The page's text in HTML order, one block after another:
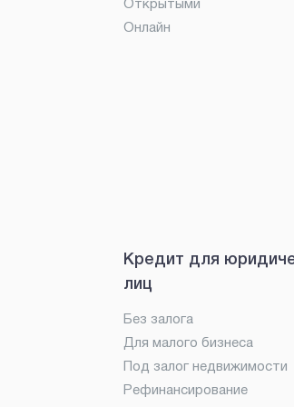
Открытыми
Онлайн
Кредит для
лиц
Без залога
Для малого бизнеса
Под залог недвижимости
Рефинансирование